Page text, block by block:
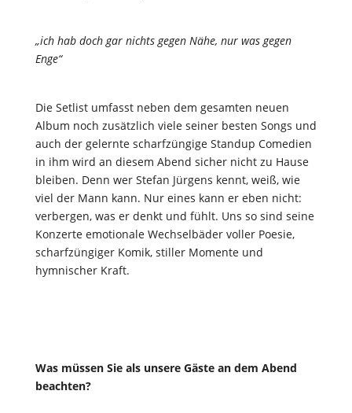
„ich hab doch gar nichts gegen Nähe, nur was gegen
Enge“
Die Setlist umfasst neben dem gesamten neuen
Album noch zusätzlich viele seiner besten Songs und
auch der gelernte scharfzüngige Standup Comedien
in ihm wird an diesem Abend sicher nicht zu Hause
bleiben. Denn wer Stefan Jürgens kennt, weiß, wie
viel der Mann kann. Nur eines kann er eben nicht:
verbergen, was er denkt und fühlt. Uns so sind seine
Konzerte emotionale Wechselbäder voller Poesie,
scharfzüngiger Komik, stiller Momente und
hymnischer Kraft.
Was müssen Sie als unsere Gäste an dem Abend
beachten?